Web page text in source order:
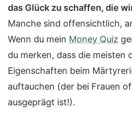
das Glück zu schaffen, die
Manche sind offensichtlich,
Wenn du mein Money Quiz
du merken, dass die meisten
Eigenschaften beim
auftauchen (der bei Frauen
ausgeprägt ist!).